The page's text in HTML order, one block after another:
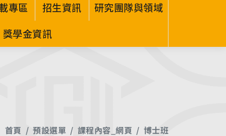
專區 招生資訊
研究團隊與領域
獎學金資訊
首頁 預設選單 課程內容_網頁 博士班